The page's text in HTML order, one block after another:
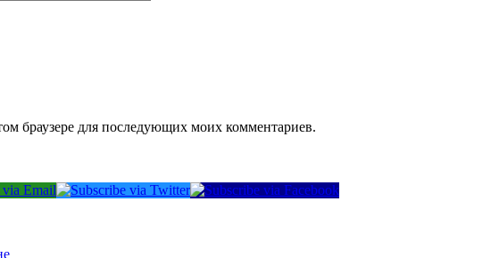
браузере для последующих моих комментариев.